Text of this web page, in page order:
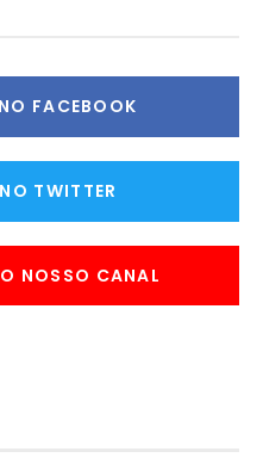
FACEBOOK
TWITTER
NOSSO CANAL